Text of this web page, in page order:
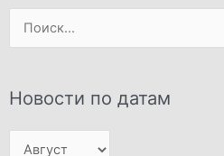
Поиск:
Новости по датам